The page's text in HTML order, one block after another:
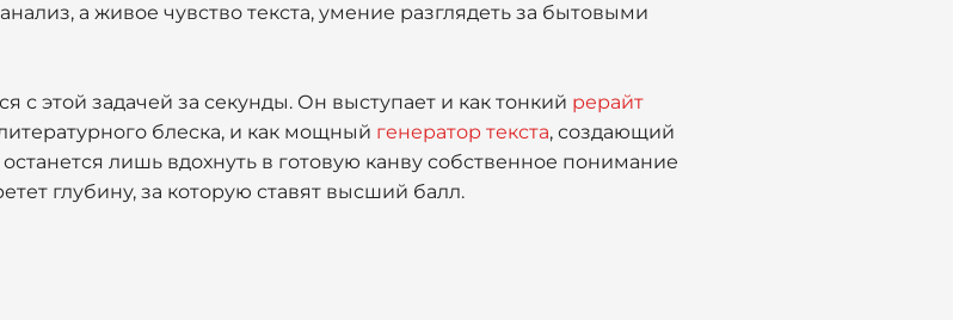
а живое чувство текста, умение разглядеть за бытовыми
с этой задачей за секунды. Он выступает и как тонкий рерайт
блеска, и как мощный генератор текста, создающий
лишь вдохнуть в готовую канву собственное понимание
глубину, за которую ставят высший балл.